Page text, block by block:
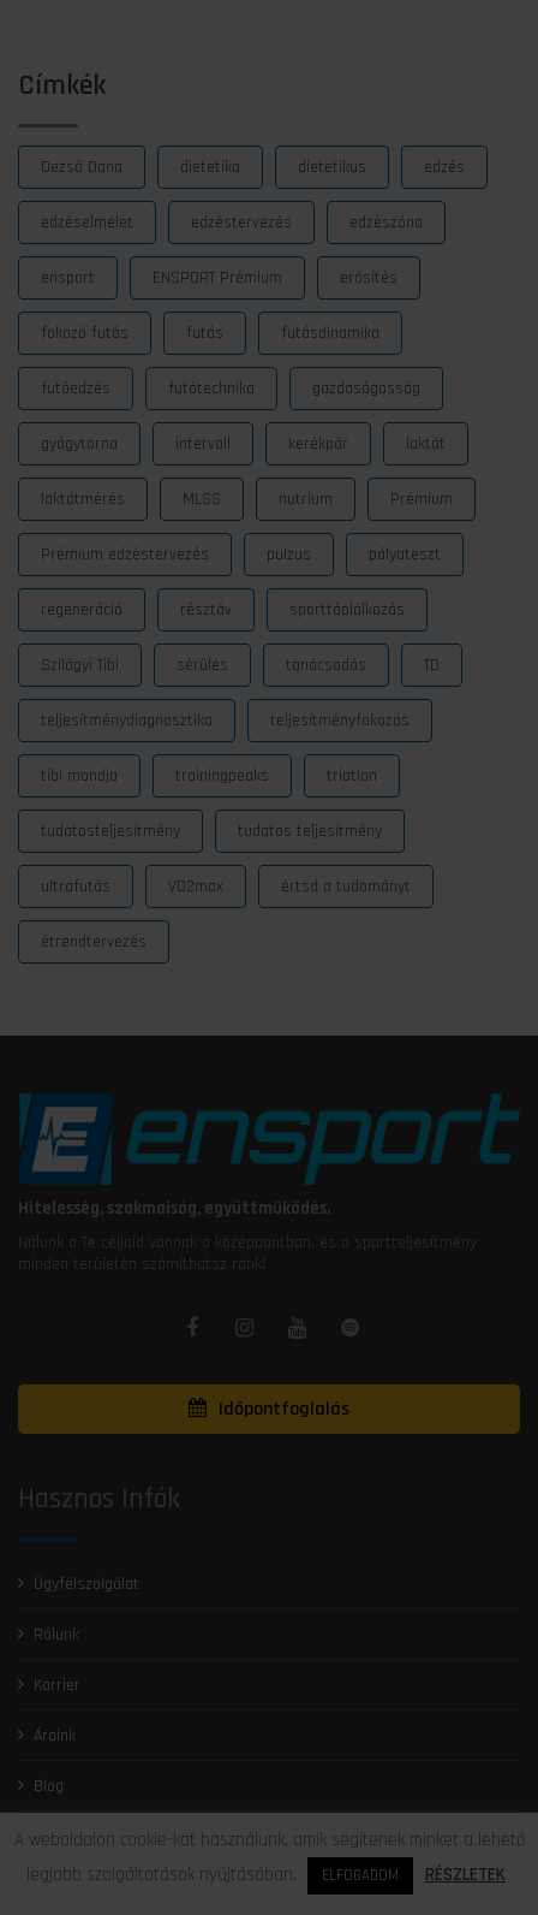
Címkék
Dezső Dana dietetika dietetikus edzés
edzéselmélet edzéstervezés edzészóna
ensport ENSPORT Prémium erősítés
fokozó futás futás futásdinamika
futóedzés futótechnika gazdaságosság
gyógytorna intervall kerékpár laktát
laktátmérés MLSS nutrium Prémium
Prémium edzéstervezés pulzus pályateszt
regeneráció résztáv sporttáplálkozás
Szilágyi Tibi sérülés tanácsadás TD
teljesítménydiagnosztika teljesítményfokozás
tibi mondja trainingpeaks triatlon
tudatosteljesítmény tudatos teljesítmény
ultrafutás VO2max értsd a tudományt
étrendtervezés
Hitelesség, szakmaiság, együttműködés.
Nálunk a Te céljaid vannak a középpontban, és a sportteljesítmény
minden területén számíthatsz ránk!
Időpontfoglalás
Hasznos Infók
Ügyfélszolgálat
Rólunk
Karrier
Áraink
Blog
G.Y.I.K.
Adatkezelési tájékoztató
A weboldalon cookie-kat használunk, amik segítenek minket a lehető
legjobb szolgáltatások nyújtásában.
ELFOGADOM RÉSZLETEK